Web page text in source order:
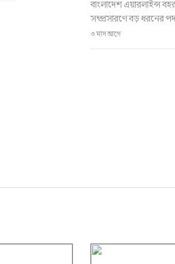
বাংলাদেশ এয়ারলাইন্স
সম্প্রসারণে বড় ধরনের
৩ মাস আগে